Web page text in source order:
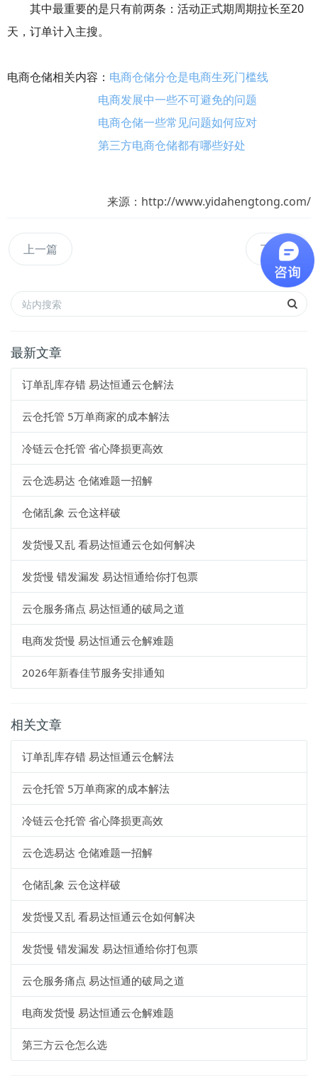
其中最重要的是只有前两条：活动正式期周期拉长至20
天，订单计入主搜。
电商仓储相关内容： 电商仓储分仓是电商生死门槛线
电商发展中一些不可避免的问题
电商仓储一些常见问题如何应对
第三方电商仓储都有哪些好处
来源：http://www.yidahengtong.com/
上一篇 下一篇
最新文章
订单乱库存错 易达恒通云仓解法
云仓托管 5万单商家的成本解法
冷链云仓托管 省心降损更高效
云仓选易达 仓储难题一招解
仓储乱象 云仓这样破
发货慢又乱 看易达恒通云仓如何解决
发货慢 错发漏发 易达恒通给你打包票
云仓服务痛点 易达恒通的破局之道
电商发货慢 易达恒通云仓解难题
2026年新春佳节服务安排通知
相关文章
订单乱库存错 易达恒通云仓解法
云仓托管 5万单商家的成本解法
冷链云仓托管 省心降损更高效
云仓选易达 仓储难题一招解
仓储乱象 云仓这样破
发货慢又乱 看易达恒通云仓如何解决
发货慢 错发漏发 易达恒通给你打包票
云仓服务痛点 易达恒通的破局之道
电商发货慢 易达恒通云仓解难题
第三方云仓怎么选